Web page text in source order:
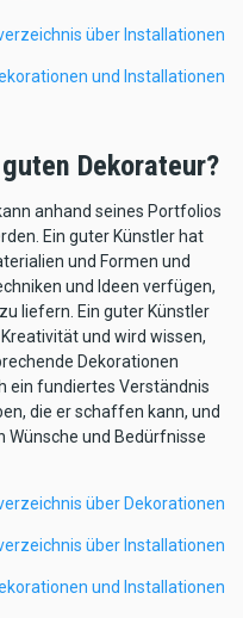
über Installationen
und Installationen
Dekorateur?
anhand seines Portfolios
Ein guter Künstler hat
und Formen und
und Ideen verfügen,
liefern. Ein guter Künstler
und wird wissen,
Dekorationen
ein fundiertes Verständnis
die er schaffen kann, und
Wünsche und Bedürfnisse
über Dekorationen
über Installationen
und Installationen